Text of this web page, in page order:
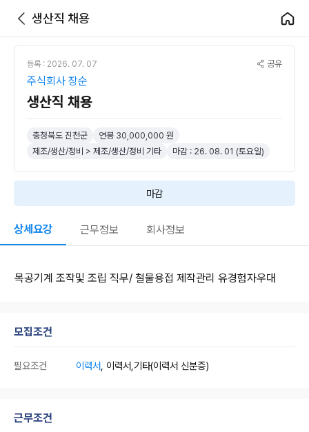
생산직 채용
등록 : 2026. 07. 07 공유
주식회사 장순
생산직 채용
충청북도 진천군
연봉 30,000,000 원
제조/생산/정비 > 제조/생산/정비 기타
마감 : 26. 08. 01 (토요일)
마감
상세요강 근무정보 회사정보
목공기계 조작및 조립 직무/ 철물용접 제작관리 유경험자우대
모집조건
필요조건 이력서 , 이력서,기타(이력서 신분증)
근무조건